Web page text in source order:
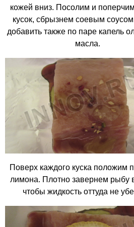
кожей вниз. Посолим и
кусок, сбрызнем соевым
добавить также по паре капель
масла.
Поверх каждого куска положим
лимона. Плотно завернем рыбу
чтобы жидкость оттуда не